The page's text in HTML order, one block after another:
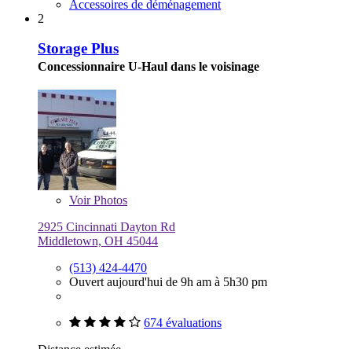
Accessoires de déménagement
2
Storage Plus
Concessionnaire U-Haul dans le voisinage
VoirPhotos
2925 Cincinnati Dayton Rd
Middletown, OH 45044
(513) 424-4470
Ouvert aujourd'hui de 9h am à 5h30 pm
674 évaluations